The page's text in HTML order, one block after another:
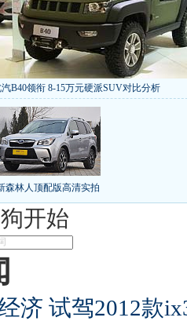
B40领衔 8-15万元硬派SUV对比分析
田推八款低价新车 全新RAV4海外售
九代雅阁/本田新小SUV
越已跌至8折甩卖 6款合资自主车是真的低价
中国人争气的热销SUV 全新马自达6：海外
万元新车叫板合资 15万买车谁好
城2013年新SUV规划曝光
胜达23日上市 秒杀日系的SUV
大众6万
法解释：醉驾毒驾发生交通事故 交强险应
森林人顶配版高清实拍
丝必看世界末日逃亡车
开始
济 试驾2012款